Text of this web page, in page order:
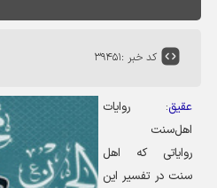
کد خبر :۳۹۴۵۱
عقیق:روایات
اهل‌سنت
رواياتی که اهل
سنت در تفسیر این